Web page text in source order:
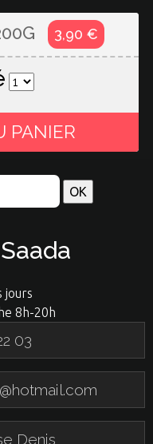
3,90 €
PANIER
jours
8h-20h
03
Denis